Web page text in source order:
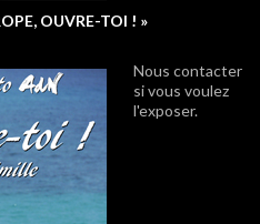
OUVRE-TOI ! »
Nous contacter
si vous voulez
l'exposer.